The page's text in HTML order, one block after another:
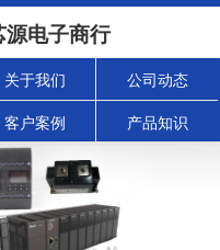
源电子商行
关于我们 公司动态
客户案例 产品知识